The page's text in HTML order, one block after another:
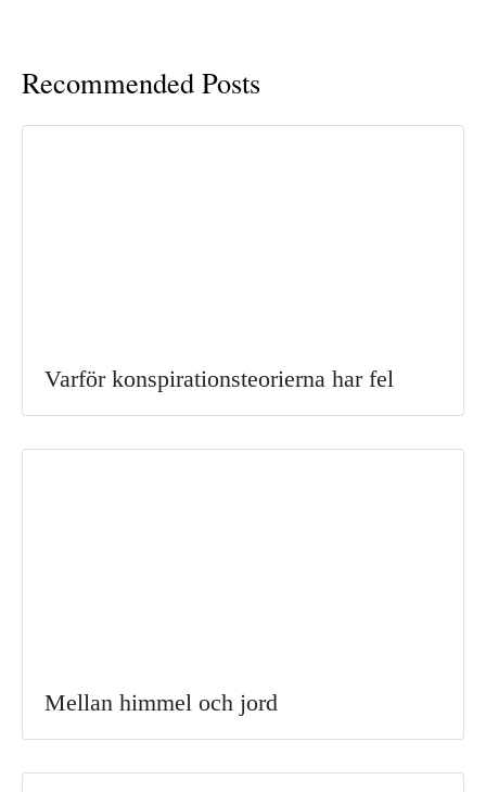
Recommended Posts
Varför konspirationsteorierna har fel
Mellan himmel och jord